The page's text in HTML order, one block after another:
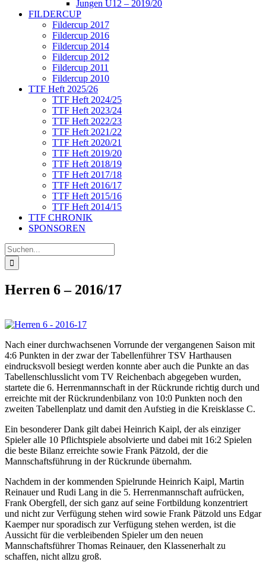
Jungen U12 – 2019/20
FILDERCUP
Fildercup 2017
Fildercup 2016
Fildercup 2014
Fildercup 2012
Fildercup 2011
Fildercup 2010
TTF Heft 2025/26
TTF Heft 2024/25
TTF Heft 2023/24
TTF Heft 2022/23
TTF Heft 2021/22
TTF Heft 2020/21
TTF Heft 2019/20
TTF Heft 2018/19
TTF Heft 2017/18
TTF Heft 2016/17
TTF Heft 2015/16
TTF Heft 2014/15
TTF CHRONIK
SPONSOREN
Suche
nach:
Herren 6 – 2016/17
Nach einer durchwachsenen Vorrunde der vergangenen Saison mit
4:6 Punkten in der zwar der Tabellenführer TSV Harthausen
eindrucksvoll besiegt werden konnte aber auch die Punkte an das
Tabellenschlusslicht vom TV Reichenbach abgegeben wurden,
startete die 6. Herrenmannschaft in der Rückrunde richtig durch und
erreichte mit der Rückrundenbilanz von 10:0 Punkten noch den
zweiten Tabellenplatz und damit den Aufstieg in die Kreisklasse C.
Ein besonderer Dank gilt dabei Heinrich Kaipl, der als einziger
Spieler alle 10 Pflichtspiele absolvierte und dabei mit 16:2 Spielen
die beste Bilanz erreichte sowie Frank Pätzold, der die
Mannschaftsführung in der Rückrunde übernahm.
Nachdem in der kommenden Spielrunde Heinrich Kaipl, Martin
Reinauer und Rudi Lang in die 5. Herrenmannschaft aufrücken,
Frank Obergfell, der sich ganz auf seine Fortbildung konzentriert
und nicht zur Verfügung stehen wird sowie Frank Pätzold uns Edgar
Kaemper nur sporadisch zur Verfügung stehen werden, ist die
Aussicht für die verbleibenden Spieler um den neuen
Mannschaftsführer Thomas Reinauer, den Klassenerhalt zu
schaffen, nicht allzu groß.